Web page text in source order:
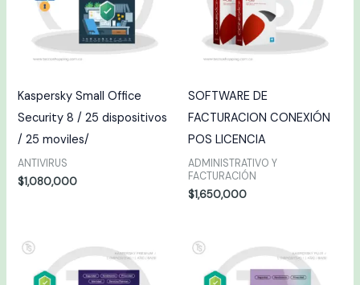
Kaspersky Small Office
Security 8 / 25 dispositivos
/ 25 moviles/
ANTIVIRUS
$1,080,000
SOFTWARE DE
FACTURACION CONEXIÓN
POS LICENCIA
ADMINISTRATIVO Y
FACTURACIÓN
$1,650,000